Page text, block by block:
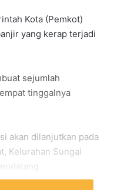
Kota (Pemkot)
yang kerap terjadi
sejumlah
tinggalnya
akan dilanjutkan pada
Kelurahan Sungai